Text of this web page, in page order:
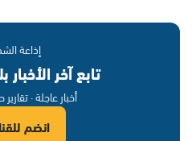
إذاعة
تابع آخر
أخبار عاجلة ·
انضم